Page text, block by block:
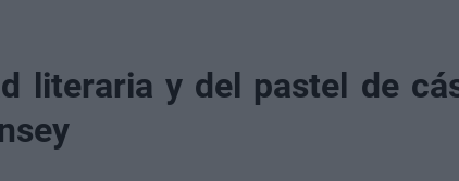
literaria y del pastel de